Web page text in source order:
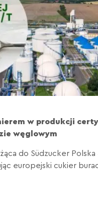
w produkcji
węglowym
do Südzucker Polska
europejski cukier